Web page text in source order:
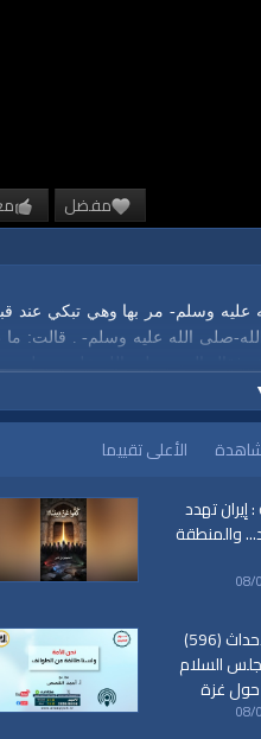
مفضل
وسلم‑ مر بها وهي تبكي عند
الله عليه وسلم‑ . قالت:
فقال النبي‑صلى الله عليه وسلم‑،
الأعلى تقييما
تهدد
والمنطقة
نظرة على الأحداث (596)
السلام
غزة